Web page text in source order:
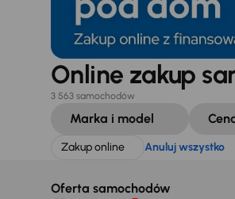
Online zakup
3 563 samochodów
Marka i model
Zakup online Anuluj wszystko
Oferta samochodów